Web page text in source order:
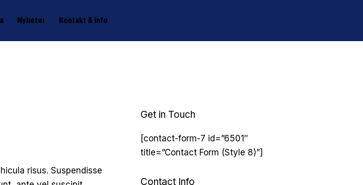
Nyheter Kontakt & info
risus. Suspendisse
Get in Touch
[contact-form-7 id=”6501″
title=”Contact Form (Style 8)”]
Contact Info